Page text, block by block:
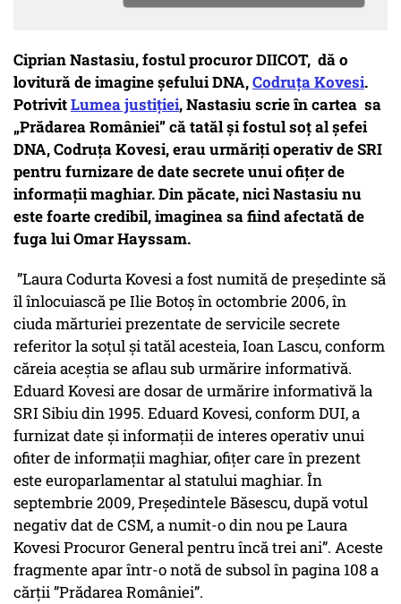
Ciprian Nastasiu, fostul procuror DIICOT, dă o
lovitură de imagine șefului DNA,Codruța Kovesi.
PotrivitLumea justiției, Nastasiu scrie în cartea sa
„Prădarea României” că tatăl și fostul soț al șefei
DNA, Codruța Kovesi, erau urmăriți operativ de SRI
pentru furnizare de date secrete unui ofițer de
informații maghiar. Din păcate, nici Nastasiu nu
este foarte credibil, imaginea sa fiind afectată de
fuga lui Omar Hayssam.
”Laura Codurta Kovesi a fost numită de președinte să
îl înlocuiască pe Ilie Botoș în octombrie 2006, în
ciuda mărturiei prezentate de servicile secrete
referitor la soțul și tatăl acesteia, Ioan Lascu, conform
căreia aceștia se aflau sub urmărire informativă.
Eduard Kovesi are dosar de urmărire informativă la
SRI Sibiu din 1995. Eduard Kovesi, conform DUI, a
furnizat date și informații de interes operativ unui
ofiter de informații maghiar, ofițer care în prezent
este europarlamentar al statului maghiar. În
septembrie 2009, Președintele Băsescu, după votul
negativ dat de CSM, a numit-o din nou pe Laura
Kovesi Procuror General pentru încă trei ani”. Aceste
fragmente apar într-o notă de subsol în pagina 108 a
cărții ”Prădarea României”.